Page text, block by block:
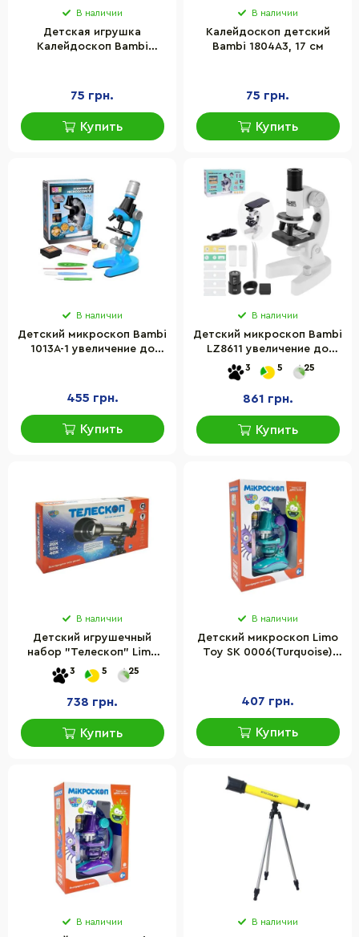
В наличии
Детская игрушка
Калейдоскоп Bambi
75 грн.
Купить
В наличии
Калейдоскоп детский
Bambi 1804A3, 17 см
75 грн.
Купить
В наличии
Детский микроскоп Bambi
1013A-1 увеличение до
455 грн.
Купить
В наличии
Детский микроскоп Bambi
LZ8611 увеличение до
1200 раз
3 5 25
861 грн.
Купить
В наличии
Детский игрушечный
набор "Телескоп" Limo
Toy SK 0011 штатив в
комплекте
3 5 25
738 грн.
Купить
В наличии
Детский микроскоп Limo
Toy SK 0006(Turquoise)
407 грн.
Купить
В наличии В наличии